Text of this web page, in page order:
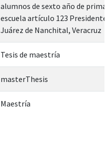
alumnos de sexto año de
escuela artículo 123 Presidente
Juárez de Nanchital, Veracruz
Tesis de maestría
masterThesis
Maestría